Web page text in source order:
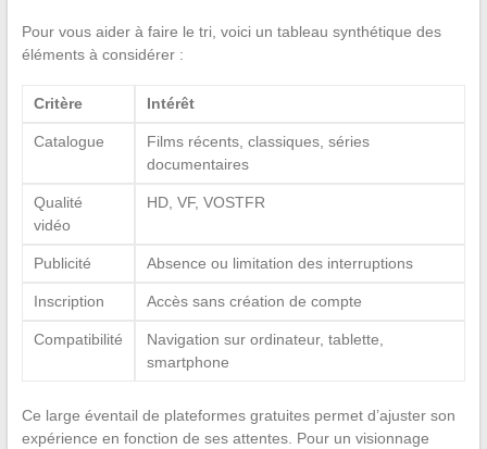
Pour vous aider à faire le tri, voici un tableau synthétique des
éléments à considérer :
Critère Intérêt
Catalogue
Films récents, classiques, séries
documentaires
Qualité
vidéo
HD, VF, VOSTFR
Publicité Absence ou limitation des interruptions
Inscription Accès sans création de compte
Compatibilité
Navigation sur ordinateur, tablette,
smartphone
Ce large éventail de plateformes gratuites permet d’ajuster son
expérience en fonction de ses attentes. Pour un visionnage